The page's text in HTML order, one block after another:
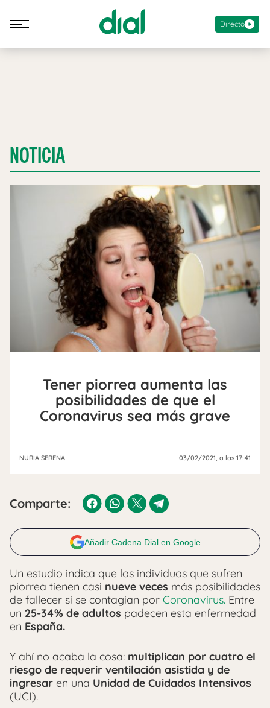
Directo
NOTICIA
Tener piorrea aumenta las
posibilidades de que el
Coronavirus sea más grave
NURIA SERENA 03/02/2021 , a las 17:41
Comparte:
Añadir Cadena Dial en Google
Un estudio indica que los individuos que sufren
piorrea tienen casi nueve veces más posibilidades
de fallecer si se contagian por Coronavirus. Entre
un 25-34% de adultos padecen esta enfermedad
en España.
Y ahí no acaba la cosa: multiplican por cuatro el
riesgo de requerir ventilación asistida y de
ingresar en una Unidad de Cuidados Intensivos
(UCI).